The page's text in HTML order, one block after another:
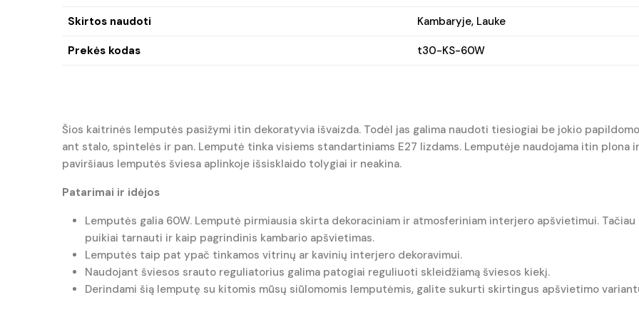
Skirtos naudoti Kambaryje, Lauke
Prekės kodas t30-KS-60W
Šios kaitrinės lemputės pasižymi itin dekoratyvia išvaizda. Todėl jas galima naudoti tiesiogiai be jokio
ant stalo, spintelės ir pan. Lemputė tinka visiems standartiniams E27 lizdams. Lemputėje naudojama itin
paviršiaus lemputės šviesa aplinkoje išsisklaido tolygiai ir neakina.
Patarimai ir idėjos
Lemputės galia 60W. Lemputė pirmiausia skirta dekoraciniam ir atmosferiniam interjero apšvietimui.
puikiai tarnauti ir kaip pagrindinis kambario apšvietimas.
Lemputės taip pat ypač tinkamos vitrinų ar kavinių interjero dekoravimui.
Naudojant šviesos srauto reguliatorius galima patogiai reguliuoti skleidžiamą šviesos kiekį.
Derindami šią lemputę su kitomis mūsų siūlomomis lemputėmis, galite sukurti skirtingus apšvietimo